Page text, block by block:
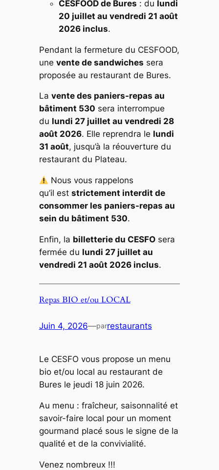
CESFOOD de Bures : du lundi
20 juillet au vendredi 21 août
2026 inclus.
Pendant la fermeture du CESFOOD,
une vente de sandwiches sera
proposée au restaurant de Bures.
La vente des paniers-repas au
bâtiment 530 sera interrompue
du lundi 27 juillet au vendredi 28
août 2026. Elle reprendra le lundi
31 août, jusqu’à la réouverture du
restaurant du Plateau.
Nous vous rappelons
qu’il est strictement interdit de
consommer les paniers-repas au
sein du bâtiment 530.
Enfin, la billetterie du CESFOsera
fermée du lundi 27 juillet au
vendredi 21 août 2026 inclus.
Repas BIO et/ou LOCAL
Juin 4, 2026—parrestaurants
Le CESFO vous propose un menu
bio et/ou local au restaurant de
Bures le jeudi 18 juin 2026.
Au menu : fraîcheur, saisonnalité et
savoir-faire local pour un moment
gourmand placé sous le signe de la
qualité et de la convivialité.
Venez nombreux !!!